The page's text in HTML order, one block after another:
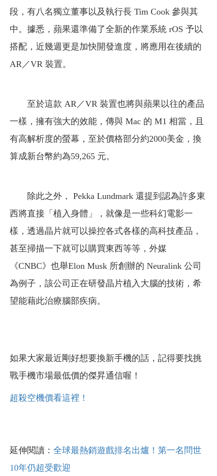
段，有八名獨立董事以及執行長 Tim Cook 參與其
中。據悉，蘋果還準備了全新的作業系統 rOS 予以
搭配，近幾週更是加快開發進度，將應用在後續的
AR／VR 裝置。
至於這款 AR／VR 裝置也將與蘋果以往的產品
一樣，擁有強大的效能，傳與 Mac 的 M1 相當，且
有高解析度的螢幕，至於價格部分約2000美金，換
算成新台幣約為59,265 元。
除此之外， Pekka Lundmark 還提到認為許多東
西將直接「植入身體」，就像是一些科幻電影一
樣，透過晶片就可以操控各式各樣的高科技產品，
甚至掃描一下就可以購買東西等等，外媒
《CNBC》也舉Elon Musk 所創辦的 Neuralink 公司
為例子，該公司正在研發晶片植入大腦的技術，希
望能藉此治療腦部疾病。
如果大家最近剛好想要換新手機的話，記得要找挑
戰手機市場最低價的傑昇通信喔！
超殺空機價看這裡！
延伸閱讀： 全球最熱銷遊戲排名出爐！第一名問世
10年仍超受歡迎